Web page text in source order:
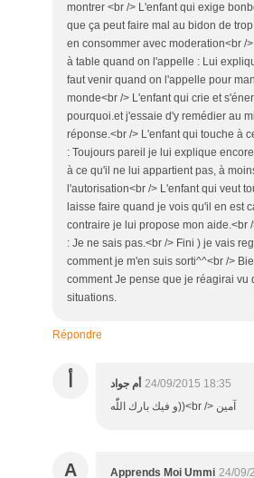
montrer <br /> L'enfant qui exige
que ça peut faire mal au bidon de
en consommer avec moderation<br /
à table quand on l'appelle : Lui
faut venir quand on l'appelle pour
monde<br /> L'enfant qui crie et
pourquoi.et j'essaie d'y remédier au
réponse.<br /> L'enfant qui touche à
: Toujours pareil je lui explique
à ce qu'il ne lui appartient pas, à
l'autorisation<br /> L'enfant qui veut
laisse faire quand je vois qu'il en est
contraire je lui propose mon aide.<br
: Je ne sais pas.<br /> Fini ) je vais
comment je m'en suis sorti^^<br />
comment Je pense que je réagirai vu
situations.
Répondre
أم جواد 24/09/2015 18:35
و فيك بارك اللّٰه))<br /> آمين
A Apprends Moi Ummi 24/09/